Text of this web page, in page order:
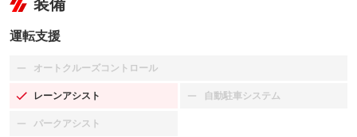
装備
運転支援
オートクルーズコントロール
：装備なし
レーンアシスト
：装備あり 自動駐車システム
：装備なし
パークアシスト
：装備なし